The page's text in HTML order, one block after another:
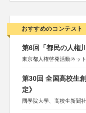
おすすめのコンテスト
第6回「都民の人権
東京都人権啓発活動ネッ
第30回 全国高校生
定》
國學院大學、高校生新聞社